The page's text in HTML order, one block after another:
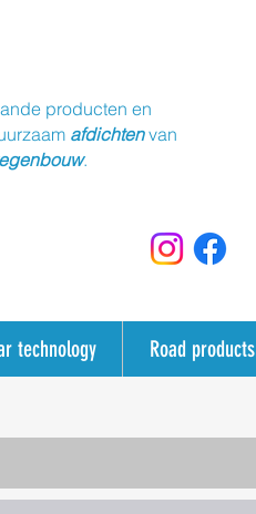
producten en
afdichtenvan
.
technology Road products